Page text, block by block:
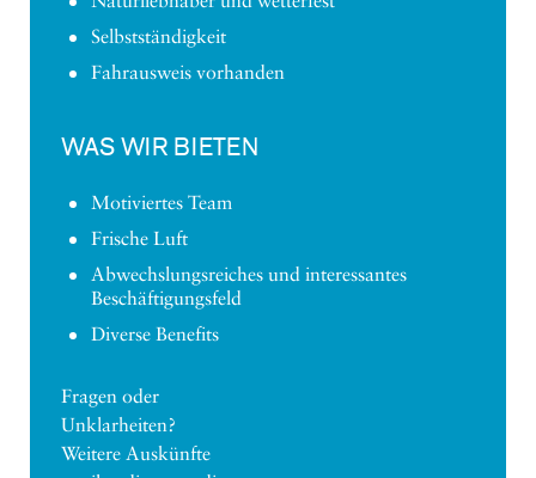
Selbstständigkeit
Fahrausweis vorhanden
WAS WIR BIETEN
Motiviertes Team
Frische Luft
Abwechslungsreiches und interessantes
Beschäftigungsfeld
Diverse Benefits
Fragen oder
Unklarheiten?
Weitere Auskünfte